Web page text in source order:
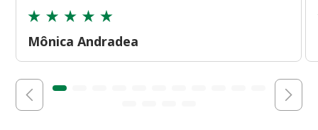
Mônica Andradea